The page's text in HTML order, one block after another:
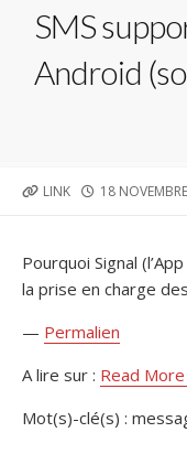
SMS
Android
LINK
PUBLISHED
18
Pourquoi Signal
la prise en charge
— Permalien
A lire sur : Read More
Mot(s)-clé(s) :